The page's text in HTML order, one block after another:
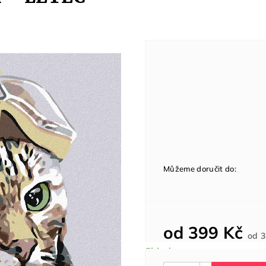
od 399 Kč od
Můžeme doručit do: